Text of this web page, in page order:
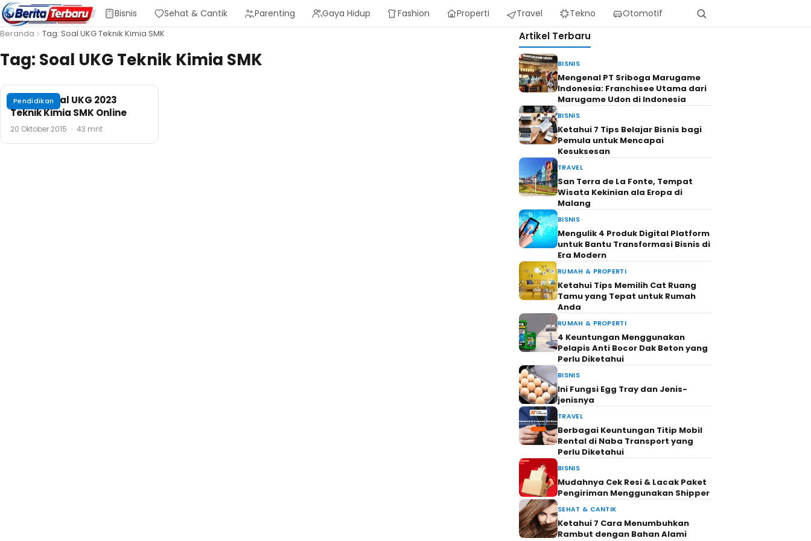
Bisnis Sehat & Cantik Parenting Gaya Hidup Fashion Properti Travel Tekno Otomotif
Beranda Tag: Soal UKG Teknik Kimia SMK
Tag: Soal UKG Teknik Kimia SMK
Pendidikan
Contoh Soal UKG 2023
Teknik Kimia SMK Online
20 Oktober 2015 · 43 mnt
Artikel Terbaru
BISNIS
Mengenal PT Sriboga Marugame
Indonesia: Franchisee Utama dari
Marugame Udon di Indonesia
BISNIS
Ketahui 7 Tips Belajar Bisnis bagi
Pemula untuk Mencapai
Kesuksesan
TRAVEL
San Terra de La Fonte, Tempat
Wisata Kekinian ala Eropa di
Malang
BISNIS
Mengulik 4 Produk Digital Platform
untuk Bantu Transformasi Bisnis di
Era Modern
RUMAH & PROPERTI
Ketahui Tips Memilih Cat Ruang
Tamu yang Tepat untuk Rumah
Anda
RUMAH & PROPERTI
4 Keuntungan Menggunakan
Pelapis Anti Bocor Dak Beton yang
Perlu Diketahui
BISNIS
Ini Fungsi Egg Tray dan Jenis-
jenisnya
TRAVEL
Berbagai Keuntungan Titip Mobil
Rental di Naba Transport yang
Perlu Diketahui
BISNIS
Mudahnya Cek Resi & Lacak Paket
Pengiriman Menggunakan Shipper
SEHAT & CANTIK
Ketahui 7 Cara Menumbuhkan
Rambut dengan Bahan Alami